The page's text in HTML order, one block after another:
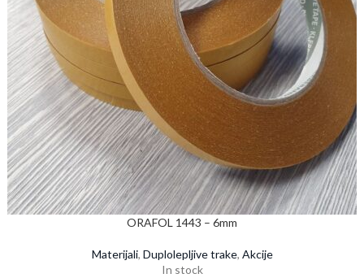
ORAFOL 1443 – 6mm
Materijali, Duplolepljive trake, Akcije
In stock